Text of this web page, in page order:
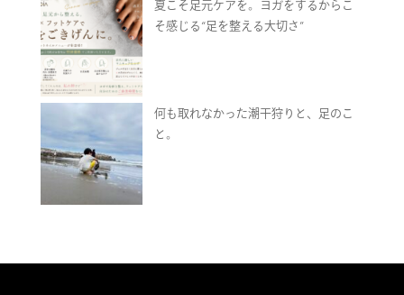
夏こそ足元ケアを。ヨガをするからこ
そ感じる“足を整える大切さ”
何も取れなかった潮干狩りと、足のこ
と。